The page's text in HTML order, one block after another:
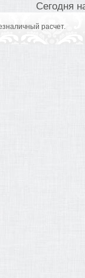
Сегодня
расчет.